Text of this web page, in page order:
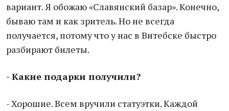
вариант. Я обожаю «Славянский базар». Конечно,
бываю там и как зритель. Но не всегда
получается, потому что у нас в Витебске быстро
разбирают билеты.
- Какие подарки получили?
- Хорошие. Всем вручили статуэтки. Каждой